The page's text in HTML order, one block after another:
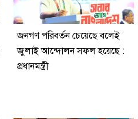
জনগণ পরিবর্তন চেয়েছে বলেই
জুলাই আন্দোলন সফল হয়েছে :
প্রধানমন্ত্রী